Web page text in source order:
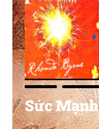
Sức Mạnh